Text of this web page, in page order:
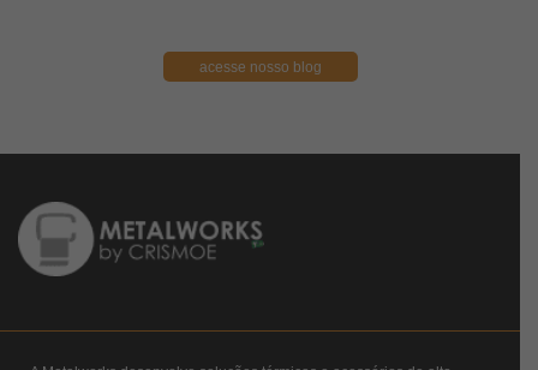
acesse nosso blog